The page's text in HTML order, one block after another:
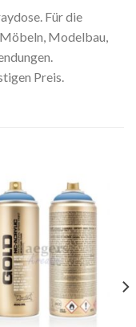
Für die
Modelbau,
Preis.